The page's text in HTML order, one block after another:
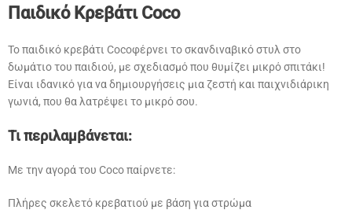
Παιδικό Κρεβάτι Coco
Το παιδικό κρεβάτι Cocoφέρνει το σκανδιναβικό στυλ στο
δωμάτιο του παιδιού, με σχεδιασμό που θυμίζει μικρό σπιτάκι!
Είναι ιδανικό για να δημιουργήσεις μια ζεστή και παιχνιδιάρικη
γωνιά, που θα λατρέψει το μικρό σου.
Τι περιλαμβάνεται:
Με την αγορά του Coco παίρνετε:
Πλήρες σκελετό κρεβατιού με βάση για στρώμα